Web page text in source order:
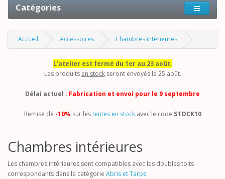
Catégories
Accueil Accessoires Chambres intérieures
L’atelier est fermé du 1er au 23 août.
Les produits en stockseront envoyés le 25 août.
Délai actuel : Fabrication et envoi pour le 9 septembre
Remise de -10% sur lestentes en stockavec le code STOCK10
Chambres intérieures
Les chambres intérieures sont compatibles avec les doubles toits
correspondants dans la catégorie Abris et Tarps